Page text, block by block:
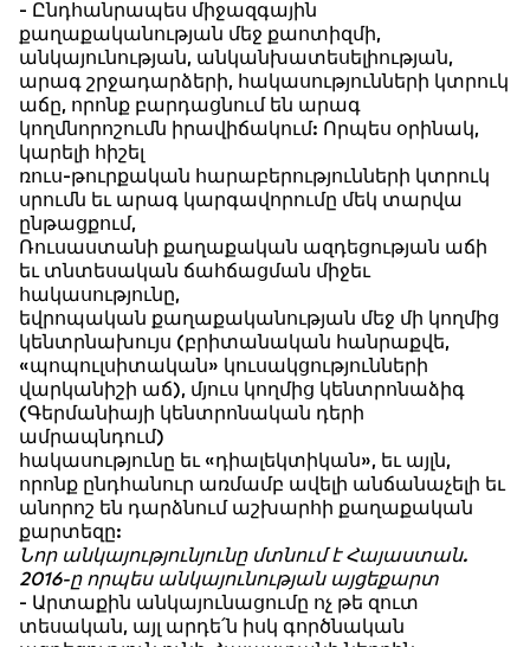
- Ընդհանրապես միջազգային
քաղաքականության մեջ քաոտիզմի,
անկայունության, անկանխատեսելիության,
արագ շրջադարձերի, հակասությունների կտրուկ
աճը, որոնք բարդացնում են արագ
կողմնորոշումն իրավիճակում: Որպես օրինակ,
կարելի հիշել
ռուս-թուրքական հարաբերությունների կտրուկ
սրումն եւ արագ կարգավորումը մեկ տարվա
ընթացքում,
Ռուսաստանի քաղաքական ազդեցության աճի
եւ տնտեսական ճահճացման միջեւ
հակասությունը,
եվրոպական քաղաքականության մեջ մի կողմից
կենտրնախույս (բրիտանական հանրաքվե,
«պոպուլսիտական» կուսակցությունների
վարկանիշի աճ), մյուս կողմից կենտրոնաձիգ
(Գերմանիայի կենտրոնական դերի
ամրապնդում)
հակասությունը եւ «դիալեկտիկան», եւ այլն,
որոնք ընդհանուր առմամբ ավելի անճանաչելի եւ
անորոշ են դարձնում աշխարհի քաղաքական
քարտեզը:
Նոր անկայությունյունը մտնում է Հայաստան.
2016-ը որպես անկայունության այցեքարտ
- Արտաքին անկայունացումը ոչ թե զուտ
տեսական, այլ արդե՛ն իսկ գործնական